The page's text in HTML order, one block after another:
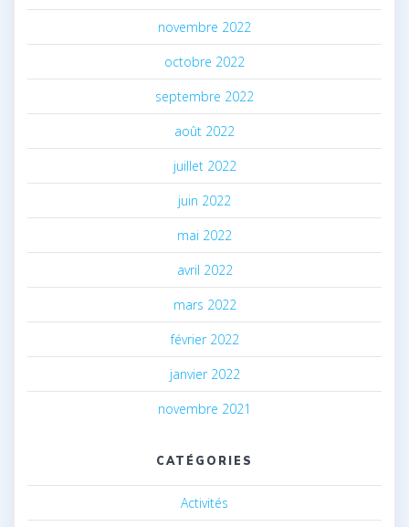
novembre 2022
octobre 2022
septembre 2022
août 2022
juillet 2022
juin 2022
mai 2022
avril 2022
mars 2022
février 2022
janvier 2022
novembre 2021
CATÉGORIES
Activités